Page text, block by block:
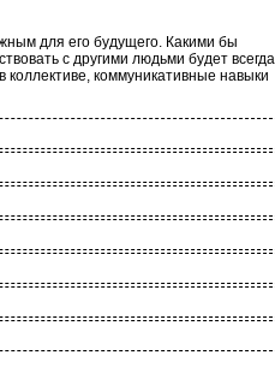
для его будущего. Какими бы
с другими людьми будет всегда
коммуникативные навыки